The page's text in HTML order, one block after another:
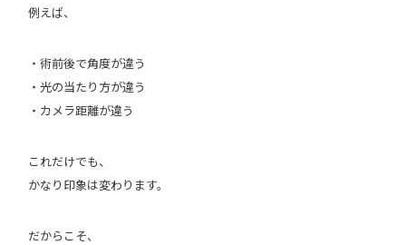
例えば、
・術前後で角度が違う
・光の当たり方が違う
・カメラ距離が違う
これだけでも、
かなり印象は変わります。
だからこそ、